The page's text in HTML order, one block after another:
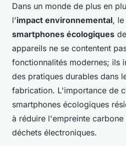
Dans un monde de plus en
l'impact environnemental,
smartphones écologiques
appareils ne se contentent
fonctionnalités modernes; ils
des pratiques durables dans
fabrication. L'importance de
smartphones écologiques
à réduire l'empreinte carbone
déchets électroniques.